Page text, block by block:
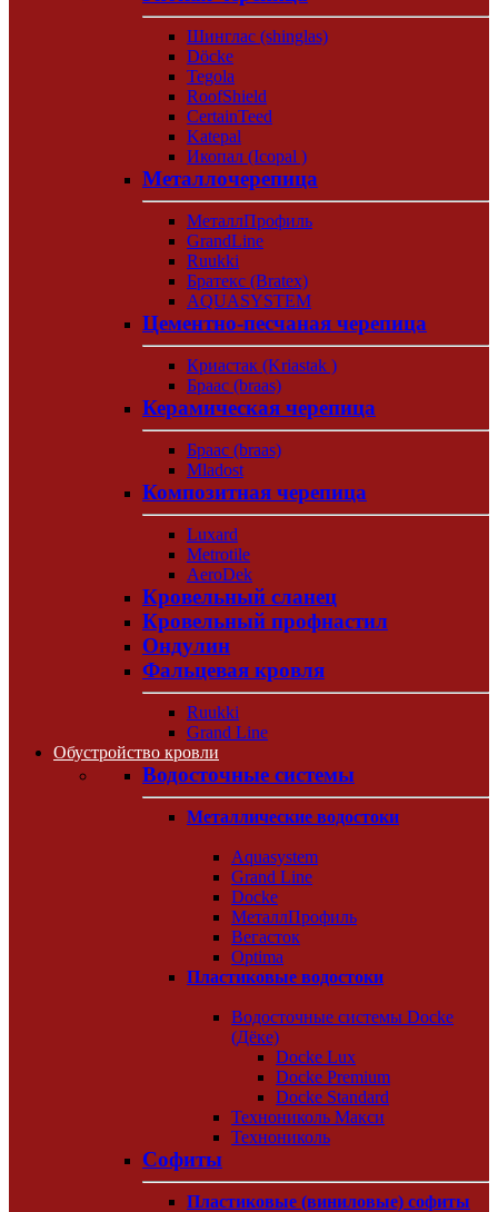
Шинглас (shinglas)
Döcke
Tegola
RoofShield
CertainTeed
Katepal
Икопал (Icopal )
Металлочерепица
МеталлПрофиль
GrandLine
Ruukki
Братекс (Bratex)
AQUASYSTEM
Цементно-песчаная черепица
Криастак (Kriastak )
Браас (braas)
Керамическая черепица
Браас (braas)
Mladost
Композитная черепица
Luxard
Metrotile
AeroDek
Кровельный сланец
Кровельный профнастил
Ондулин
Фальцевая кровля
Ruukki
Grand Line
Обустройство кровли
Водосточные системы
Металлические водостоки
Aquasystem
Grand Line
Docke
МеталлПрофиль
Вегасток
Optima
Пластиковые водостоки
Водосточные системы Docke
(Дёке)
Docke Lux
Docke Premium
Docke Standard
Технониколь Макси
Технониколь
Софиты
Пластиковые (виниловые) софиты